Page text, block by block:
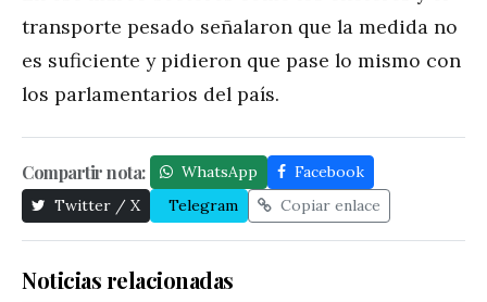
transporte pesado señalaron que la medida no
es suficiente y pidieron que pase lo mismo con
los parlamentarios del país.
Compartir nota: WhatsApp
Facebook
Twitter / X
Telegram Copiar enlace
Noticias relacionadas